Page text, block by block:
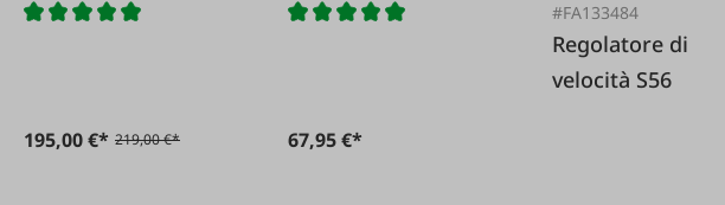
elettronico di
195,00 €* 219,00 €* 67,95 €*
#FA133484
Regolatore di
velocità S56